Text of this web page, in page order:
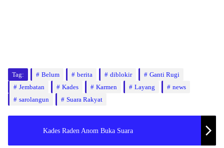
Tag: Belum berita diblokir
Ganti Rugi
Jembatan
Kades Karmen Layang
news
sarolangun
Suara Rakyat
Kades Raden Anom Buka Suara